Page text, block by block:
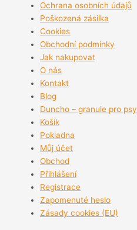
Ochrana osobních údajů
Poškozená zásilka
Cookies
Obchodní podmínky
Jak nakupovat
O nás
Kontakt
Blog
Duncho – granule pro psy
Košík
Pokladna
Můj účet
Obchod
Přihlášení
Registrace
Zapomenuté heslo
Zásady cookies (EU)